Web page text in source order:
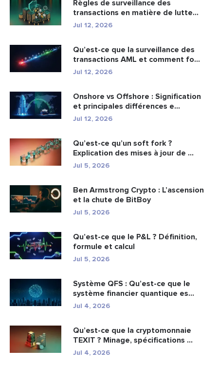
Règles de surveillance des
transactions en matière de lutte
cont...
Jul 12, 2026
Qu’est-ce que la surveillance des
transactions AML et comment fo...
Jul 12, 2026
Onshore vs Offshore : Signification
et principales différences e...
Jul 12, 2026
Qu’est-ce qu’un soft fork ?
Explication des mises à jour de ...
Jul 5, 2026
Ben Armstrong Crypto : L’ascension
et la chute de BitBoy
Jul 5, 2026
Qu’est-ce que le P&L ? Définition,
formule et calcul
Jul 5, 2026
Système QFS : Qu’est-ce que le
système financier quantique es...
Jul 4, 2026
Qu’est-ce que la cryptomonnaie
TEXIT ? Minage, spécifications ...
Jul 4, 2026